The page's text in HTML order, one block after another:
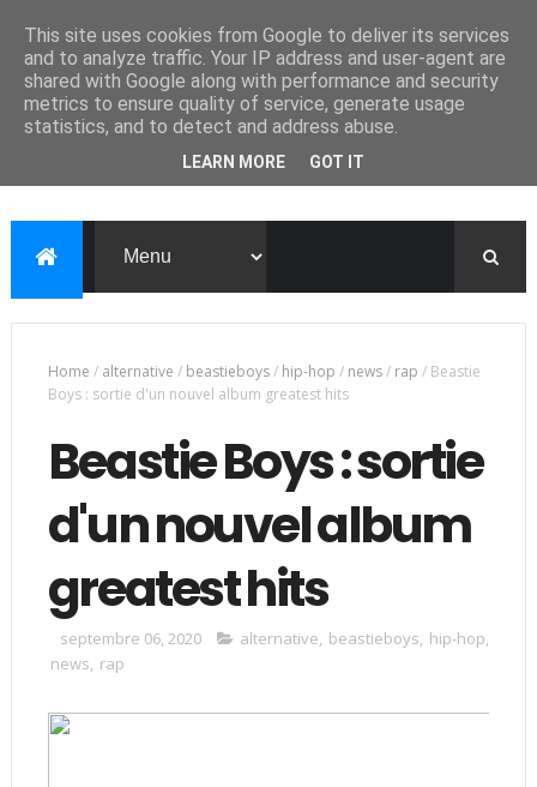
Home / alternative / beastieboys/ hip-hop / news/ rap / Beastie
Boys : sortie d'un nouvel album greatest hits
Beastie Boys : sortie
d'un nouvel album
greatest hits
septembre 06, 2020 alternative, beastieboys, hip-hop,
news, rap
This site uses cookies from Google to deliver its services
and to analyze traffic. Your IP address and user-agent are
shared with Google along with performance and security
metrics to ensure quality of service, generate usage
statistics, and to detect and address abuse.
LEARN MORE GOT IT